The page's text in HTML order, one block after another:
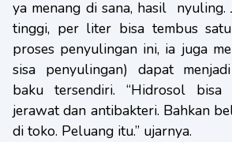
ya menang di sana, hasil nyuling.
tinggi, per liter bisa tembus
proses penyulingan ini, ia juga
sisa penyulingan) dapat
baku tersendiri. “Hidrosol bisa
jerawat dan antibakteri. Bahkan
di toko. Peluang itu.” ujarnya.